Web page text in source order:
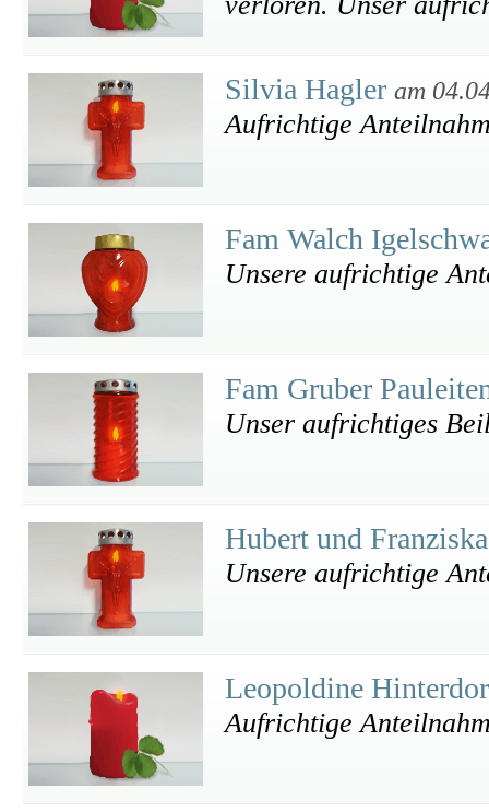
Silvia Hagler am
Aufrichtige
Fam Walch
Unsere aufrichtige
Fam Gruber
Unser aufrichtiges
Hubert und
Unsere aufrichtige
Leopoldine
Aufrichtige